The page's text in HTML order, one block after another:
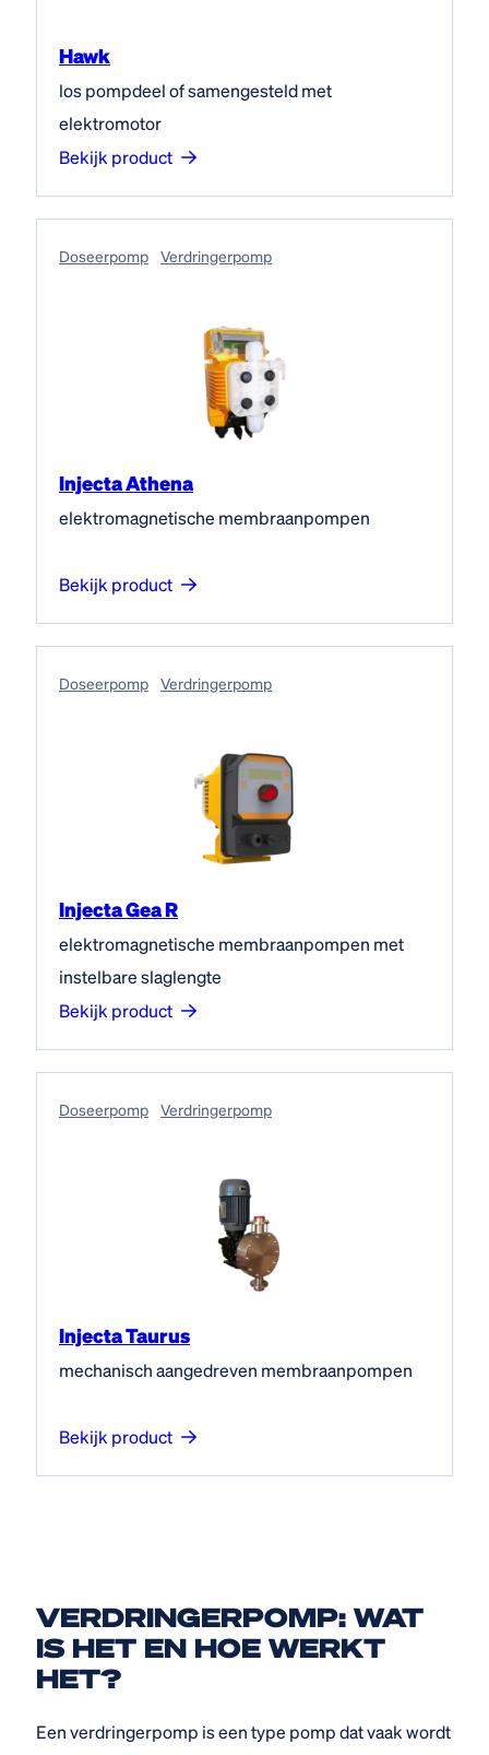
Hawk
los pompdeel of samengesteld met
elektromotor
Bekijk product
Doseerpomp Verdringerpomp
Injecta Athena
elektromagnetische membraanpompen
Bekijk product
Doseerpomp Verdringerpomp
Injecta Gea R
elektromagnetische membraanpompen met
instelbare slaglengte
Bekijk product
Doseerpomp Verdringerpomp
Injecta Taurus
mechanisch aangedreven membraanpompen
Bekijk product
VERDRINGER­POMP: WAT
IS HET EN HOE WERKT
HET?
Een verdringerpomp is een type pomp dat vaak wordt